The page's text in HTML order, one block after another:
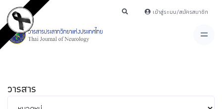
เข้าสู่ระบบ/สมัครสมาชิก
วารสาร